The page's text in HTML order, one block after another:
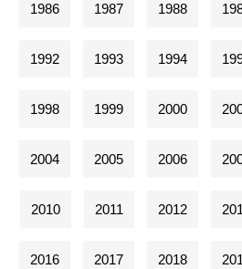
1986 1987 1988
1992 1993 1994
1998 1999 2000
2004 2005 2006
2010 2011 2012
2016 2017 2018